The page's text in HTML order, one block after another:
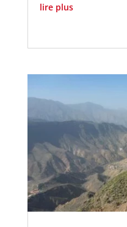
lire plus